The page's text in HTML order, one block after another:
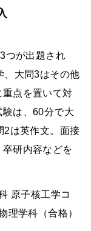
つが出題され
、大問3はその他
点を置いて対
は、60分で大
2は英作文。面接
研内容などを
原子核工学コ
理学科（合格）